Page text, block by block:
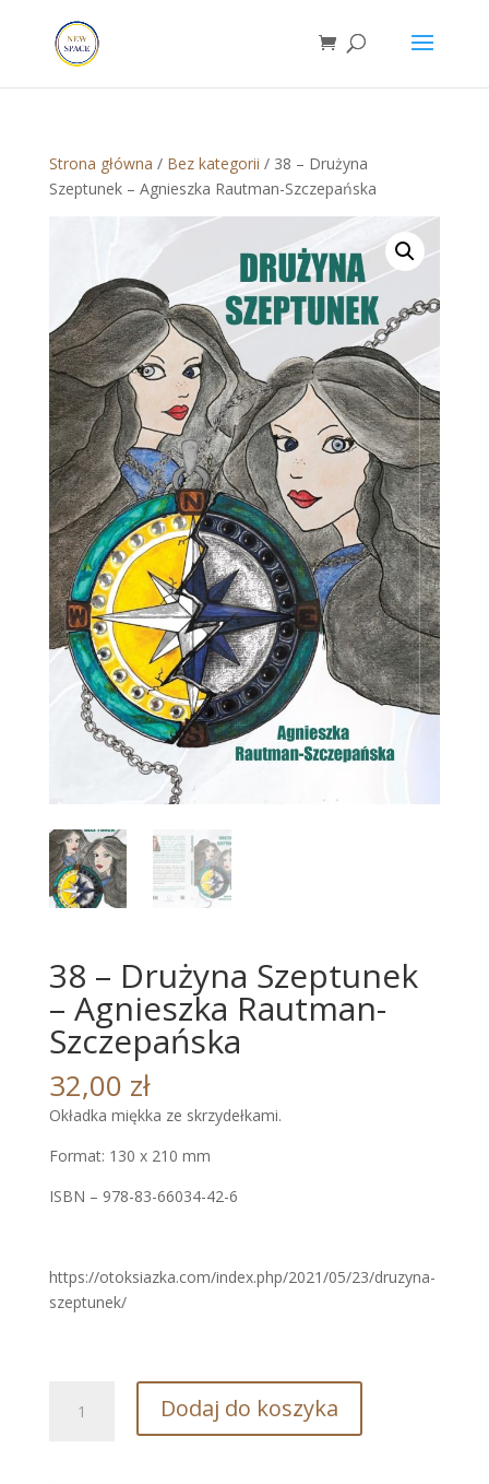
Strona główna / Bez kategorii / 38 – Drużyna
Szeptunek – Agnieszka Rautman-Szczepańska
38 – Drużyna Szeptunek
– Agnieszka Rautman-
Szczepańska
32,00 zł
Okładka miękka ze skrzydełkami.
Format: 130 x 210 mm
ISBN – 978-83-66034-42-6
https://otoksiazka.com/index.php/2021/05/23/druzyna-
szeptunek/
Dodaj do koszyka